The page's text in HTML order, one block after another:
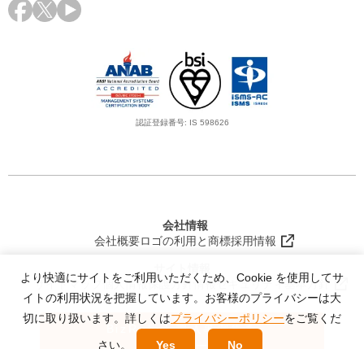
認証登録番号: IS 598626
会社情報
会社概要ロゴの利用と商標採用情報
サイトマップ
個人情報保護方針 情報セキュリティ基本方針
BizRobo! 導入事例集を
ダウンロード
より快適にサイトをご利用いただくため、Cookie を使用してサ
イトの利用状況を把握しています。お客様のプライバシーは大
切に取り扱います。詳しくはプライバシーポリシーをご覧くだ
さい。 Yes No